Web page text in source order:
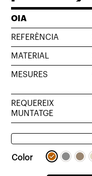
OIA
REFERÈNCIA
MATERIAL
MESURES
REQUEREIX
MUNTATGE
Color